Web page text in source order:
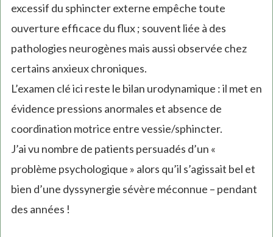
excessif du sphincter externe empêche toute
ouverture efficace du flux ; souvent liée à des
pathologies neurogènes mais aussi observée chez
certains anxieux chroniques.
L’examen clé ici reste le bilan urodynamique : il met en
évidence pressions anormales et absence de
coordination motrice entre vessie/sphincter.
J’ai vu nombre de patients persuadés d’un «
problème psychologique » alors qu’il s’agissait bel et
bien d’une dyssynergie sévère méconnue – pendant
des années !